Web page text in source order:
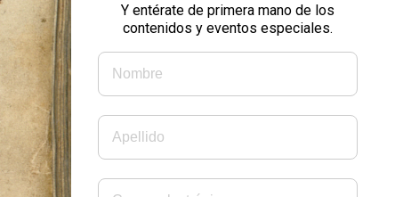
Y entérate de primera mano de los
contenidos y eventos especiales.